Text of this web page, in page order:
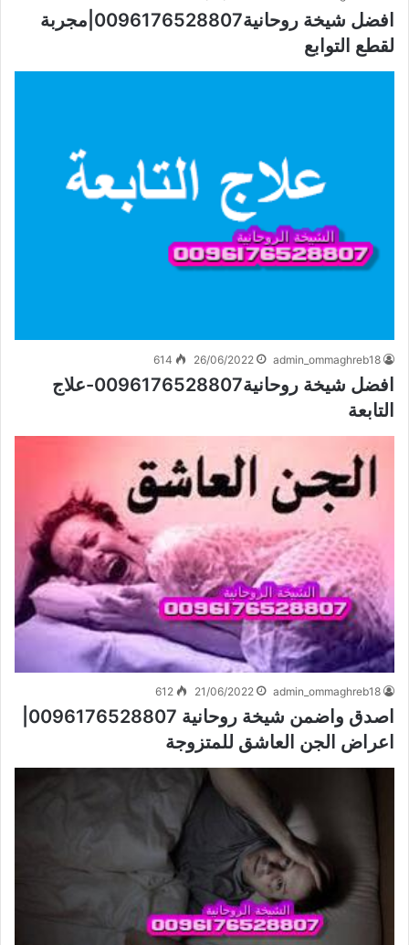
افضل شيخة روحانية0096176528807|مجربة
لقطع التوابع
admin_ommaghreb18
26/06/2022
614
افضل شيخة روحانية0096176528807-علاج
التابعة
admin_ommaghreb18
21/06/2022
612
اعراض الجن العاشق للمتزوجة